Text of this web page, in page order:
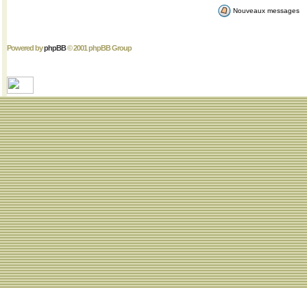
Nouveaux messages
Powered byphpBB© 2001 phpBB Group